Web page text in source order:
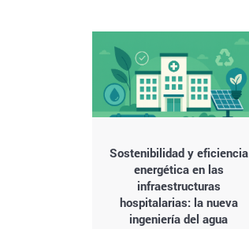
Sostenibilidad y eficiencia
energética en las
infraestructuras
hospitalarias: la nueva
ingeniería del agua